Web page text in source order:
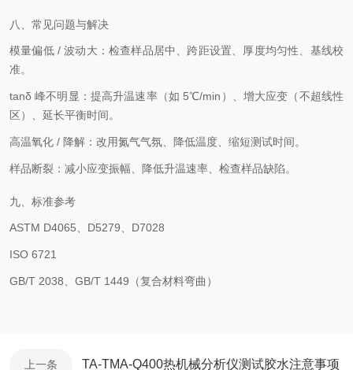
八、常见问题与解决
模量偏低 / 波动大：检查样品居中、跨距设置、厚度均匀性、基线校
准。
tanδ 峰不明显：提高升温速率（如 5℃/min）、增大应变（不超线性
区）、延长平衡时间。
高温氧化 / 降解：改用氮气气氛、降低温度、缩短测试时间。
样品断裂：减小应变振幅、降低升温速率、检查样品缺陷。
九、标准参考
ASTM D4065、D5279、D7028
ISO 6721
GB/T 2038、GB/T 1449（复合材料弯曲）
上一条 TA-TMA-Q400热机械分析仪测试胶水注意事项